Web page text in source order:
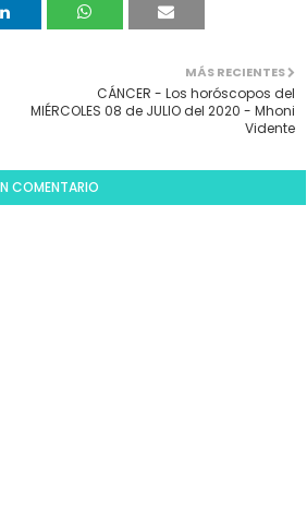
MÁS RECIENTES
CÁNCER - Los horóscopos del
MIÉRCOLES 08 de JULIO del 2020 - Mhoni
Vidente
COMENTARIO